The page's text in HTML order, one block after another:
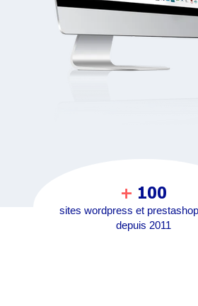
+ 100
sites wordpress et
depuis 2011